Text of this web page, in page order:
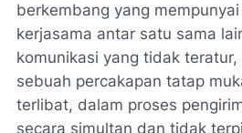
berkembang yang
kerjasama antar satu sama
komunikasi yang tidak
sebuah percakapan tatap
terlibat, dalam proses
secara simultan dan tidak